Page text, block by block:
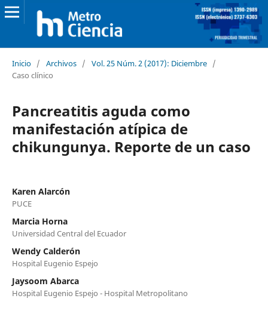
Inicio / Archivos / Vol. 25 Núm. 2 (2017): Diciembre /
Caso clínico
Pancreatitis aguda como
manifestación atípica de
chikungunya. Reporte de un caso
Karen Alarcón
PUCE
Marcia Horna
Universidad Central del Ecuador
Wendy Calderón
Hospital Eugenio Espejo
Jaysoom Abarca
Hospital Eugenio Espejo - Hospital Metropolitano